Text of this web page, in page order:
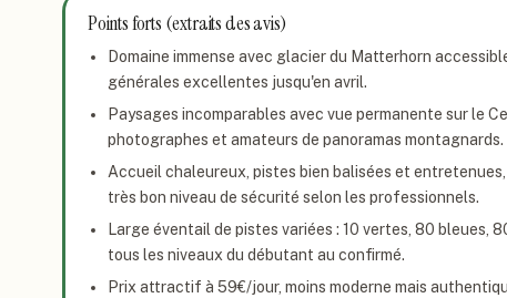
Points forts (extraits des avis)
Domaine immense avec glacier du Matterhorn
générales excellentes jusqu'en avril.
Paysages incomparables avec vue permanente sur le
photographes et amateurs de panoramas montagnards.
Accueil chaleureux, pistes bien balisées et
très bon niveau de sécurité selon les professionnels.
Large éventail de pistes variées : 10 vertes, 80 bleues,
tous les niveaux du débutant au confirmé.
Prix attractif à 59€/jour, moins moderne mais